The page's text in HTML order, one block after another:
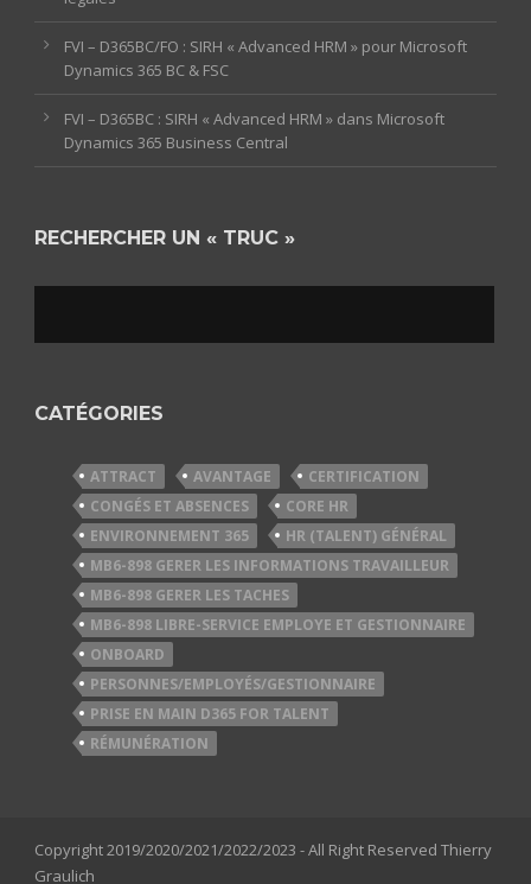
FVI – D365BC/FO : SIRH « Advanced HRM » pour Microsoft
Dynamics 365 BC & FSC
FVI – D365BC : SIRH « Advanced HRM » dans Microsoft
Dynamics 365 Business Central
RECHERCHER UN « TRUC »
CATÉGORIES
ATTRACT AVANTAGE
CERTIFICATION
CONGÉS ET ABSENCES
CORE HR
ENVIRONNEMENT 365
HR (TALENT) GÉNÉRAL
MB6-898 GERER LES INFORMATIONS TRAVAILLEUR
MB6-898 GERER LES TACHES
MB6-898 LIBRE-SERVICE EMPLOYE ET GESTIONNAIRE
ONBOARD
PERSONNES/EMPLOYÉS/GESTIONNAIRE
PRISE EN MAIN D365 FOR TALENT
RÉMUNÉRATION
Copyright 2019/2020/2021/2022/2023 - All Right Reserved Thierry
Graulich